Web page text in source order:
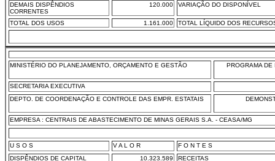
DEMAIS DISPÊNDIOS
CORRENTES
120.000 VARIAÇÃO DO DISPONÍVEL
TOTAL DOS USOS 1.161.000 TOTAL LÍQUIDO DOS
MINISTÉRIO DO PLANEJAMENTO, ORÇAMENTO E GESTÃO PROGRAMA
SECRETARIA EXECUTIVA
DEPTO. DE COORDENAÇÃO E CONTROLE DAS EMPR. ESTATAIS
EMPRESA : CENTRAIS DE ABASTECIMENTO DE MINAS GERAIS S.A. - CEASA/MG
U S O S V A L O R
F O N T E S
DISPÊNDIOS DE CAPITAL
10.323.589 RECEITAS